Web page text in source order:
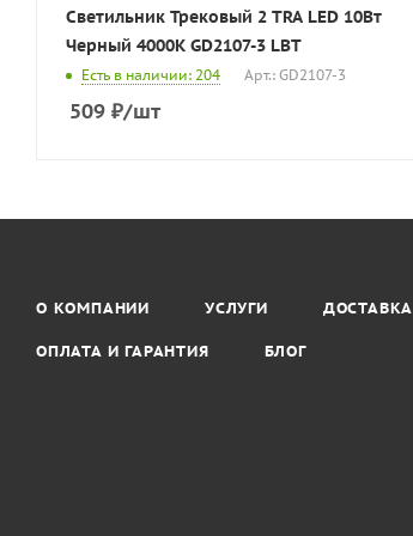
Светильник Трековый 2 TRA LED 10Вт
Черный 4000K GD2107-3 LBT
Есть в наличии: 204 Арт.: GD2107-3
509 ₽/шт
О КОМПАНИИ УСЛУГИ ДОСТАВКА
ОПЛАТА И ГАРАНТИЯ БЛОГ